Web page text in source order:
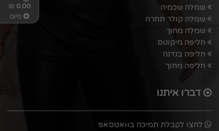
שמלה שכמיה
שמלה קולר תחרה
שמלה מחוך
חליפה מיקונוס
חליפה בנדנה
חליפה מחוך
דברו איתנו
לחצו לקבלת תמיכה בוואטסאפ
0.00
₪
סיום